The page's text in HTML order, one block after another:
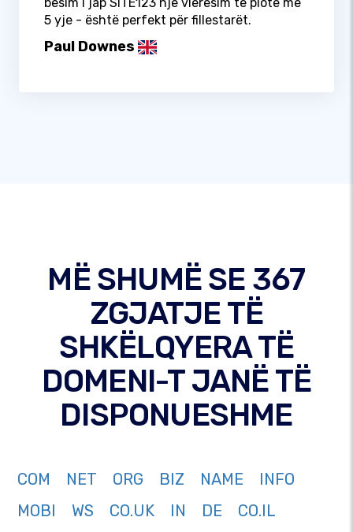
5 yje - është perfekt për fillestarët.
Paul Downes
MË SHUMË SE 367
ZGJATJE TË
SHKËLQYERA TË
DOMENI-T JANË TË
DISPONUESHME
COM NET ORG BIZ NAME
INFO
MOBI
WS CO.UK IN DE
CO.IL